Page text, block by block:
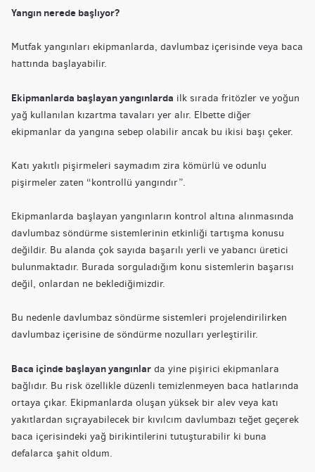
Yangın nerede başlıyor?
Mutfak yangınları ekipmanlarda, davlumbaz içerisinde veya baca
hattında başlayabilir.
Ekipmanlarda başlayan yangınlarda ilk sırada fritözler ve yoğun
yağ kullanılan kızartma tavaları yer alır. Elbette diğer
ekipmanlar da yangına sebep olabilir ancak bu ikisi başı çeker.
Katı yakıtlı pişirmeleri saymadım zira kömürlü ve odunlu
pişirmeler zaten “kontrollü yangındır”.
Ekipmanlarda başlayan yangınların kontrol altına alınmasında
davlumbaz söndürme sistemlerinin etkinliği tartışma konusu
değildir. Bu alanda çok sayıda başarılı yerli ve yabancı üretici
bulunmaktadır. Burada sorguladığım konu sistemlerin başarısı
değil, onlardan ne beklediğimizdir.
Bu nedenle davlumbaz söndürme sistemleri projelendirilirken
davlumbaz içerisine de söndürme nozulları yerleştirilir.
Baca içinde başlayan yangınlar da yine pişirici ekipmanlara
bağlıdır. Bu risk özellikle düzenli temizlenmeyen baca hatlarında
ortaya çıkar. Ekipmanlarda oluşan yüksek bir alev veya katı
yakıtlardan sıçrayabilecek bir kıvılcım davlumbazı teğet geçerek
baca içerisindeki yağ birikintilerini tutuşturabilir ki buna
defalarca şahit oldum.